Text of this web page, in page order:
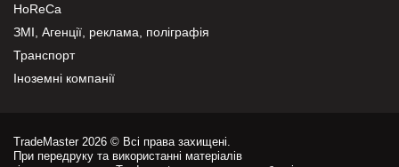
HoReCa
ЗМІ, Агенції, реклама, поліграфія
Транспорт
Іноземні компанії
TradeMaster 2026 © Всі права захищені.
При передруку та використанні матеріалів